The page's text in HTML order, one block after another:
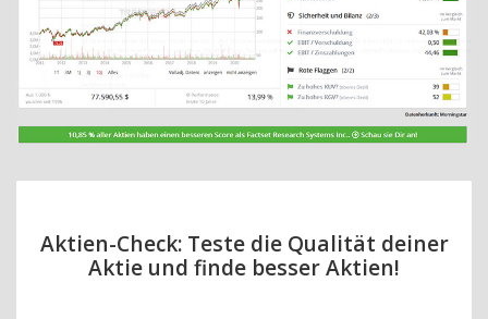
Aktien-Check: Teste die Qualität deiner
Aktie und finde besser Aktien!